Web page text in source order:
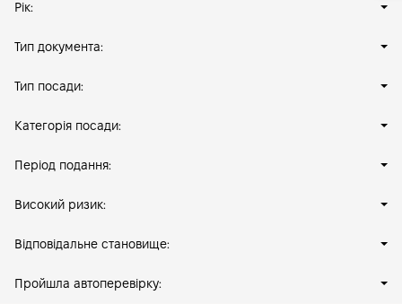
Рік:
Тип документа:
Тип посади:
Категорія посади:
Період подання:
Високий ризик:
Відповідальне становище:
Пройшла автоперевірку: